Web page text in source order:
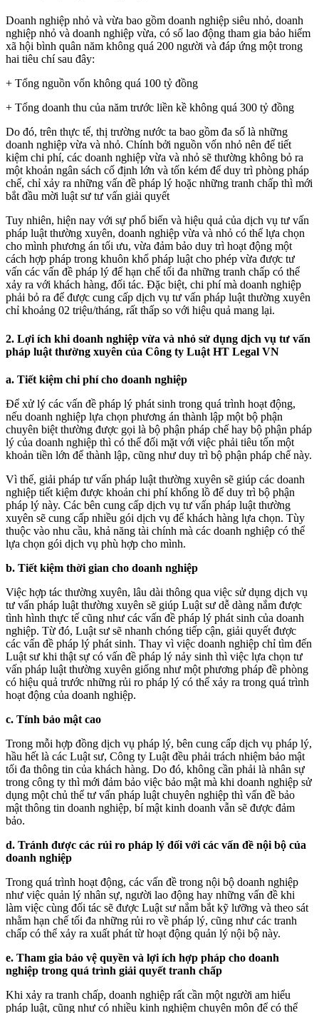
Doanh nghiệp nhỏ và vừa bao gồm doanh nghiệp siêu nhỏ, doanh
nghiệp nhỏ và doanh nghiệp vừa, có số lao động tham gia bảo hiểm
xã hội bình quân năm không quá 200 người và đáp ứng một trong
hai tiêu chí sau đây:
+ Tổng nguồn vốn không quá 100 tỷ đồng
+ Tổng doanh thu của năm trước liền kề không quá 300 tỷ đồng
Do đó, trên thực tế, thị trường nước ta bao gồm đa số là những
doanh nghiệp vừa và nhỏ. Chính bởi nguồn vốn nhỏ nên để tiết
kiệm chi phí, các doanh nghiệp vừa và nhỏ sẽ thường không bỏ ra
một khoản ngân sách cố định lớn và tốn kém để duy trì phòng pháp
chế, chỉ xảy ra những vấn đề pháp lý hoặc những tranh chấp thì mới
bắt đầu mời luật sư tư vấn giải quyết
Tuy nhiên, hiện nay với sự phổ biến và hiệu quả của dịch vụ tư vấn
pháp luật thường xuyên, doanh nghiệp vừa và nhỏ có thể lựa chọn
cho mình phương án tối ưu, vừa đảm bảo duy trì hoạt động một
cách hợp pháp trong khuôn khổ pháp luật cho phép vừa được tư
vấn các vấn đề pháp lý để hạn chế tối đa những tranh chấp có thể
xảy ra với khách hàng, đối tác. Đặc biệt, chi phí mà doanh nghiệp
phải bỏ ra để được cung cấp dịch vụ tư vấn pháp luật thường xuyên
chỉ khoảng 02 triệu/tháng, rất thấp so với hiệu quả mang lại.
2. Lợi ích khi doanh nghiệp vừa và nhỏ sử dụng dịch vụ tư vấn
pháp luật thường xuyên của Công ty Luật HT Legal VN
a. Tiết kiệm chi phí cho doanh nghiệp
Để xử lý các vấn đề pháp lý phát sinh trong quá trình hoạt động,
nếu doanh nghiệp lựa chọn phương án thành lập một bộ phận
chuyên biệt thường được gọi là bộ phận pháp chế hay bộ phận pháp
lý của doanh nghiệp thì có thể đối mặt với việc phải tiêu tốn một
khoản tiền lớn để thành lập, cũng như duy trì bộ phận pháp chế này.
Vì thế, giải pháp tư vấn pháp luật thường xuyên sẽ giúp các doanh
nghiệp tiết kiệm được khoản chi phí khổng lồ để duy trì bộ phận
pháp lý này. Các bên cung cấp dịch vụ tư vấn pháp luật thường
xuyên sẽ cung cấp nhiều gói dịch vụ để khách hàng lựa chọn. Tùy
thuộc vào nhu cầu, khả năng tài chính mà các doanh nghiệp có thể
lựa chọn gói dịch vụ phù hợp cho mình.
b. Tiết kiệm thời gian cho doanh nghiệp
Việc hợp tác thường xuyên, lâu dài thông qua việc sử dụng dịch vụ
tư vấn pháp luật thường xuyên sẽ giúp Luật sư dễ dàng nắm được
tình hình thực tế cũng như các vấn đề pháp lý phát sinh của doanh
nghiệp. Từ đó, Luật sư sẽ nhanh chóng tiếp cận, giải quyết được
các vấn đề pháp lý phát sinh. Thay vì việc doanh nghiệp chỉ tìm đến
Luật sư khi thật sự có vấn đề pháp lý nảy sinh thì việc lựa chọn tư
vấn pháp luật thường xuyên giống như một phương pháp đề phòng
có hiệu quả trước những rủi ro pháp lý có thể xảy ra trong quá trình
hoạt động của doanh nghiệp.
c. Tính bảo mật cao
Trong mỗi hợp đồng dịch vụ pháp lý, bên cung cấp dịch vụ pháp lý,
hầu hết là các Luật sư, Công ty Luật đều phải trách nhiệm bảo mật
tối đa thông tin của khách hàng. Do đó, không cần phải là nhân sự
trong công ty thì mới đảm bảo việc bảo mật mà khi doanh nghiệp sử
dụng một chủ thể tư vấn pháp luật chuyên nghiệp thì vấn đề bảo
mật thông tin doanh nghiệp, bí mật kinh doanh vẫn sẽ được đảm
bảo.
d. Tránh được các rủi ro pháp lý đối với các vấn đề nội bộ của
doanh nghiệp
Trong quá trình hoạt động, các vấn đề trong nội bộ doanh nghiệp
như việc quản lý nhân sự, người lao động hay những vấn đề khi
làm việc cùng đối tác sẽ được Luật sư nắm bắt kỹ lưỡng và theo sát
nhằm hạn chế tối đa những rủi ro về pháp lý, cũng như các tranh
chấp có thể xảy ra xuất phát từ hoạt động quản lý nội bộ này.
e. Tham gia bảo vệ quyền và lợi ích hợp pháp cho doanh
nghiệp trong quá trình giải quyết tranh chấp
Khi xảy ra tranh chấp, doanh nghiệp rất cần một người am hiểu
pháp luật, cũng như có nhiều kinh nghiệm chuyên môn để có thể